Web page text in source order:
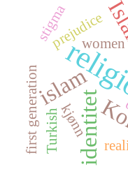
islam
identitet
first generation
women
prejudice
kjønn
Turkish
stigma